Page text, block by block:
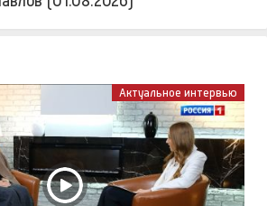
Актуальное интервью